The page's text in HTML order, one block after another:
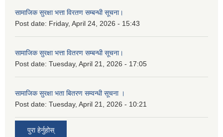
सामाजिक सुरक्षा भत्ता विरतण सम्बन्धी सूचना।
Post date: Friday, April 24, 2026 - 15:43
सामाजिक सुरक्षा भत्ता वितरण सम्‍बन्धी सूचना।
Post date: Tuesday, April 21, 2026 - 17:05
सामाजिक सुरक्षा भता बितरण सम्वन्धी सूचना ।
Post date: Tuesday, April 21, 2026 - 10:21
पुरा हेर्नुहोस्